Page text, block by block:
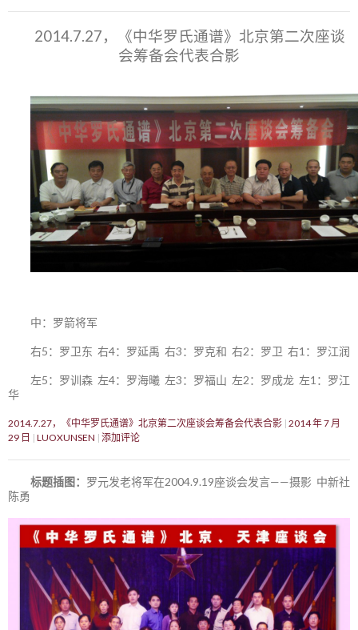
2014.7.27，《中华罗氏通谱》北京第二次座谈
会筹备会代表合影
中：罗箭将军
右5：罗卫东 右4：罗延禹 右3：罗克和 右2：罗卫 右1：罗江润
左5：罗训森 左4：罗海曦 左3：罗福山 左2：罗成龙 左1：罗江
华
2014.7.27，《中华罗氏通谱》北京第二次座谈会筹备会代表合影 2014 年 7 月
29 日
LUOXUNSEN 添加评论
标题插图： 罗元发老将军在2004.9.19座谈会发言——摄影 中新社
陈勇